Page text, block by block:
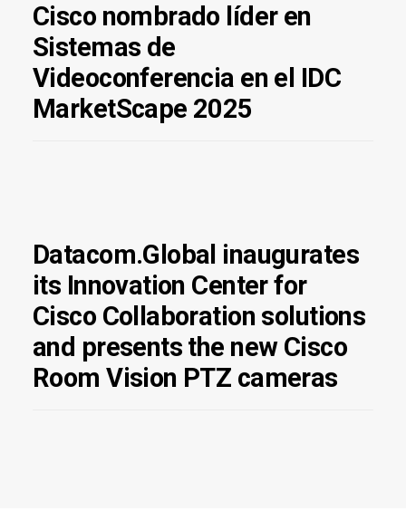
Cisco nombrado líder en
Sistemas de
Videoconferencia en el IDC
MarketScape 2025
Datacom.Global inaugurates
its Innovation Center for
Cisco Collaboration solutions
and presents the new Cisco
Room Vision PTZ cameras